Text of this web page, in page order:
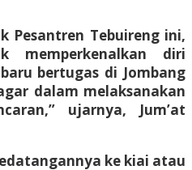
Pesantren Tebuireng ini,
memperkenalkan diri
bertugas di Jombang
dalam melaksanakan
ujarnya, Jum’at
ke kiai atau